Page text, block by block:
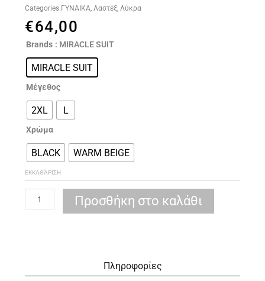
Categories ΓΥΝΑΙΚΑ ,Λαστέξ ,Λύκρα
€64,00
Brands : MIRACLE SUIT
MIRACLE SUIT
Μέγεθος
2XL L
Χρώμα
BLACK WARM BEIGE
ΕΚΚΑΘΆΡΙΣΗ
MIRACLESUIT
2569
ΛΑΣΤΕΞ
ΣΜΙΛΕΥΣΗΣ
ΜΗΡΩΝ
ΓΛΟΥΤΩΝ
ποσότητα
Προσθήκη στο καλάθι
Πληροφορίες